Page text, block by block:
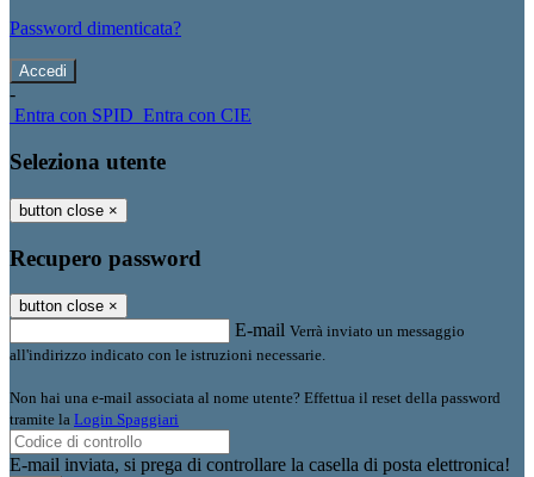
Password dimenticata?
-
Entra con SPID Entra con CIE
Seleziona utente
button close ×
Recupero password
button close ×
E-mail Verrà inviato un messaggio
all'indirizzo indicato con le istruzioni necessarie.
Non hai una e-mail associata al nome utente? Effettua il reset della password
tramite la Login Spaggiari
E-mail inviata, si prega di controllare la casella di posta elettronica!